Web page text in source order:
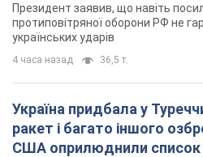
Президент заявив, що навіть
протиповітряної оборони РФ не
українських ударів
4 часа назад 36,5 т.
Україна придбала у
ракет і багато іншого
США оприлюднили список